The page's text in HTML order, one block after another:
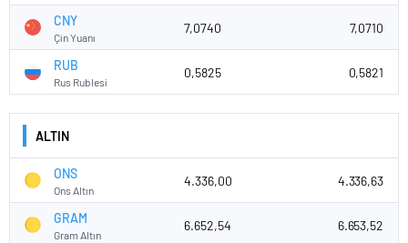
CNY
Çin Yuanı
7,0740 7,0710
RUB
Rus Rublesi
0,5825 0,5821
ALTIN
ONS
Ons Altın
4.336,00 4.336,63
GRAM
Gram Altın
6.652,54 6.653,52